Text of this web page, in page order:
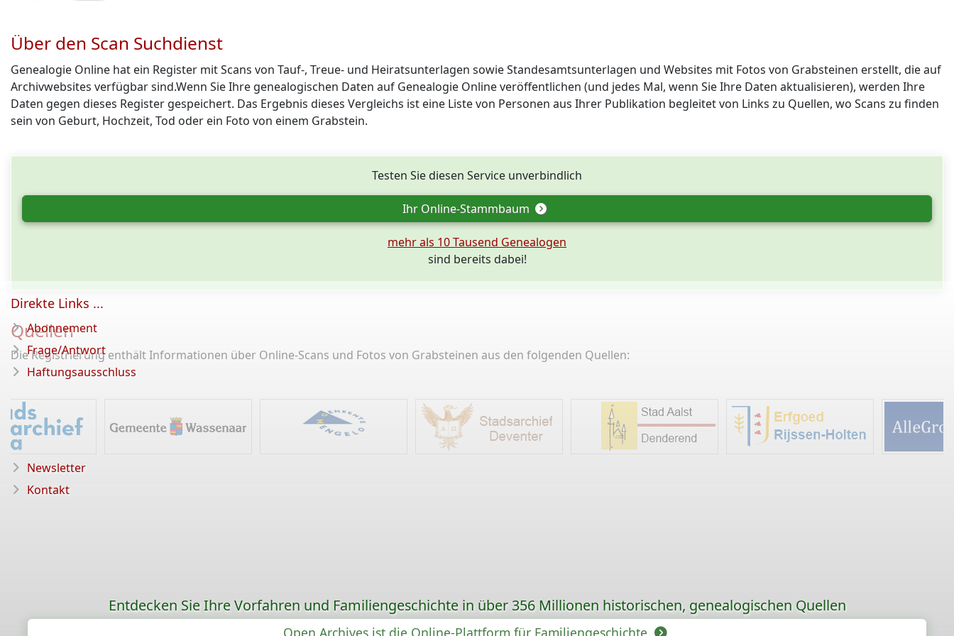
Über den Scan Suchdienst
Genealogie Online hat ein Register mit Scans von Tauf-, Treue- und Heiratsunterlagen sowie Standesamtsunterlagen und Websites mit Fotos von Grabsteinen erstellt, die auf
Archivwebsites verfügbar sind.Wenn Sie Ihre genealogischen Daten auf Genealogie Online veröffentlichen (und jedes Mal, wenn Sie Ihre Daten aktualisieren), werden Ihre
Daten gegen dieses Register gespeichert. Das Ergebnis dieses Vergleichs ist eine Liste von Personen aus Ihrer Publikation begleitet von Links zu Quellen, wo Scans zu finden
sein von Geburt, Hochzeit, Tod oder ein Foto von einem Grabstein.
Testen Sie diesen Service unverbindlich
Ihr Online-Stammbaum
mehr als 10 Tausend Genealogen
sind bereits dabei!
Quellen
Die Registrierung enthält Informationen über Online-Scans und Fotos von Grabsteinen aus den folgenden Quellen:
Direkte Links ...
Abonnement
Frage/Antwort
Haftungsausschluss
Newsletter
Kontakt
Entdecken Sie Ihre Vorfahren und Familiengeschichte in über 356 Millionen historischen, genealogischen Quellen
Open Archives ist die Online-Plattform für Familiengeschichte